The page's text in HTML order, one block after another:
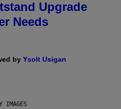
Upgrade
Needs
by Ysolt Usigan
IMAGES